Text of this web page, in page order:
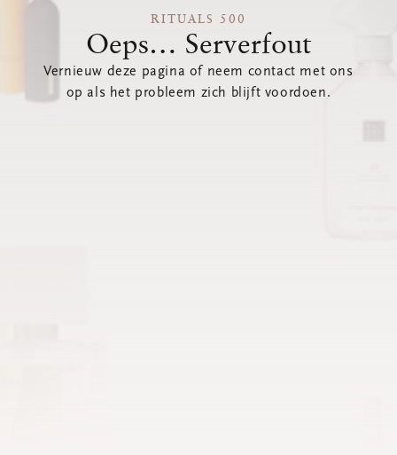
RITUALS 500
Oeps… Serverfout
Vernieuw deze pagina of neem contact met ons
op als het probleem zich blijft voordoen.